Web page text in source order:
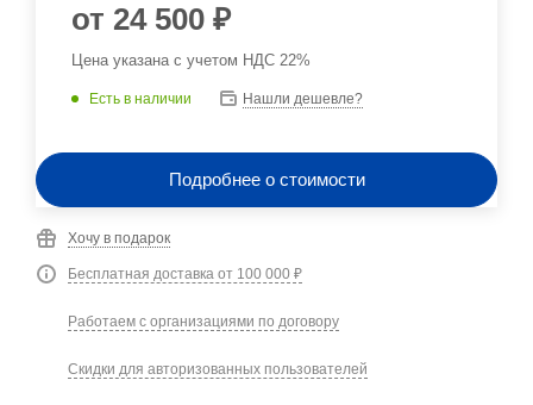
от 24 500 ₽
Цена указана с учетом НДС 22%
Есть в наличии Нашли дешевле?
Подробнее о стоимости
Хочу в подарок
Бесплатная доставка от 100 000 ₽
Работаем с организациями по договору
Скидки для авторизованных пользователей